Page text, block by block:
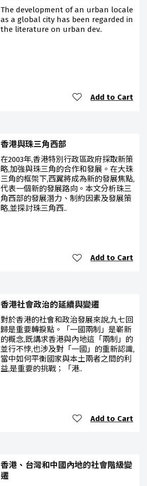
The development of an urban locale
as a global city has been regarded in
the literature on urban dev..
Add to Cart
香港與珠三角西部
在2003年,香港特別行政區政府採取新策
略,加強與珠三角的合作和發展。在大珠
三角的框架下,西翼將成為新的發展焦點,
代表一個新的發展路向。本文分析珠三
角西部的發展潛力、制約因素及發展策
略,並探討珠三角西..
Add to Cart
香港社會政治的延續與變遷
對於香港的社會和政治發展來說,九七回
歸是重要轉捩點。「一國兩制」是嶄新
的概念,既講求香港與內地這「兩制」的
並行不悖,也涉及對「一國」的重新認識,
當中如何平衡國家與本土兩者之間的利
益,是重要的挑戰；「港..
Add to Cart
香港、台灣和中國內地的社會階級變
遷